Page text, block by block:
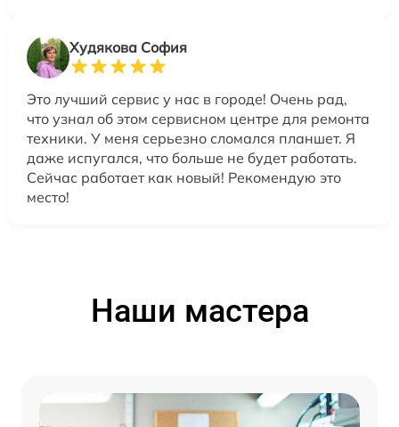
Худякова София
Это лучший сервис у нас в городе! Очень рад,
что узнал об этом сервисном центре для ремонта
техники. У меня серьезно сломался планшет. Я
даже испугался, что больше не будет работать.
Сейчас работает как новый! Рекомендую это
место!
Наши мастера